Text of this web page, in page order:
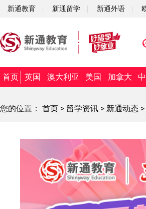
新通教育 新通留学 新通外语
首页 英国 澳大利亚 美国 加拿大
您的位置： 首页 > 留学资讯 > 新通动态 >